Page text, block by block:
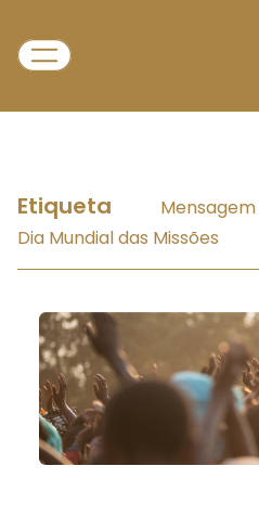
Etiqueta
Dia Mundial das Missões